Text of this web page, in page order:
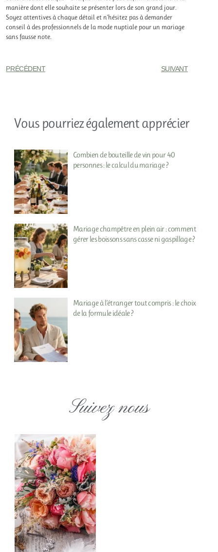
manière dont elle souhaite se présenter lors de son grand jour.
Soyez attentives à chaque détail et n’hésitez pas à demander
conseil à des professionnels de la mode nuptiale pour un mariage
sans fausse note.
PRÉCÉDENT SUIVANT
Vous pourriez également apprécier
Combien de bouteille de vin pour 40
personnes : le calcul du mariage ?
Mariage champêtre en plein air : comment
gérer les boissons sans casse ni gaspillage ?
Mariage à l’étranger tout compris : le choix
de la formule idéale ?
Suivez nous